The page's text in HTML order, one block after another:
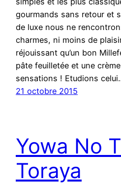
gourmands sans retour et
de luxe nous ne
charmes, ni moins de
réjouissant qu’un bon
pâte feuilletée et une
sensations ! Etudions
21 octobre 2015
Yowa No
Toraya